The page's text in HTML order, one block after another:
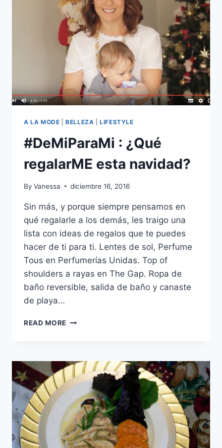
PESO
ESTA
NAVIDAD
A LA MODE |BELLEZA |LIFESTYLE
#DeMiParaMi : ¿Qué
regalarME esta navidad?
By Vanessa diciembre 16, 2016
Sin más, y porque siempre pensamos en
qué regalarle a los demás, les traigo una
lista con ideas de regalos que te puedes
hacer de ti para ti. Lentes de sol, Perfume
Tous en Perfumerías Unidas. Top of
shoulders a rayas en The Gap. Ropa de
baño reversible, salida de baño y canaste
de playa…
READ MORE #DEMIPARAMI
ESTA
NAVIDAD?